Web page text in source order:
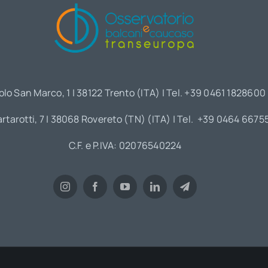
San Marco, 1 | 38122 Trento (ITA) | Tel. +39 0461 1828600
7 | 38068 Rovereto (TN) (ITA) | Tel. +39 0464
C.F. e P.IVA: 02076540224